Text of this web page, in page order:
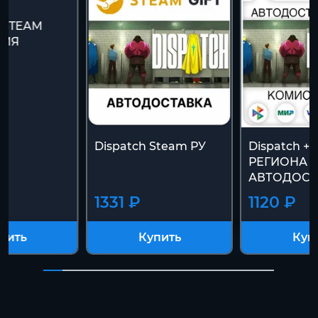
Dispatch Steam РУ
1331 ₽
Купить
Dispatch
РЕГИОНА
1120 ₽